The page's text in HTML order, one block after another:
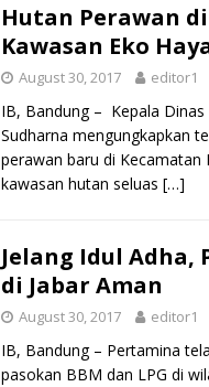
Hutan Perawan
Kawasan Eko
August 30, 2017 editor1
IB, Bandung – Kepala Dinas
Sudharna mengungkapkan
perawan baru di Kecamatan
kawasan hutan seluas […]
Jelang Idul Adha,
di Jabar Aman
August 30, 2017 editor1
IB, Bandung – Pertamina
pasokan BBM dan LPG di